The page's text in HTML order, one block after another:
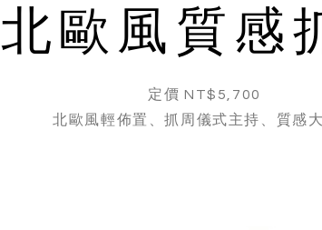
北歐風質感
定價 NT$5,700
北歐風輕佈置、抓周儀式主持、質感